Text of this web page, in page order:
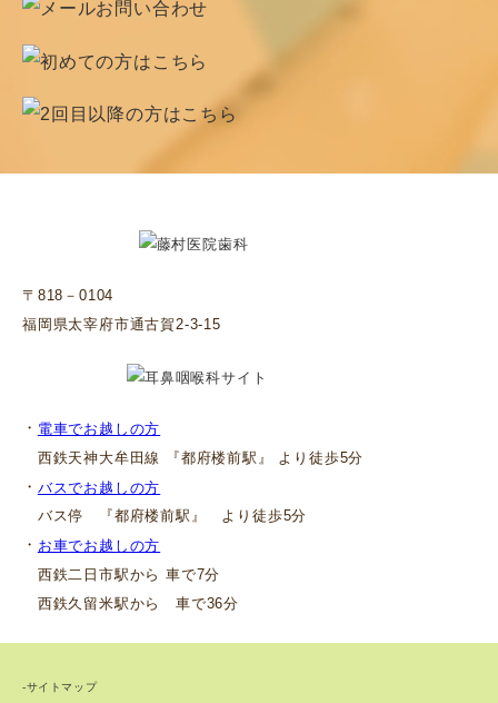
〒818－0104
福岡県太宰府市通古賀2-3-15
・ 電車でお越しの方
西鉄天神大牟田線 『都府楼前駅』 より徒歩5分
・ バスでお越しの方
バス停 『都府楼前駅』 より徒歩5分
・ お車でお越しの方
西鉄二日市駅から 車で7分
西鉄久留米駅から 車で36分
-サイトマップ